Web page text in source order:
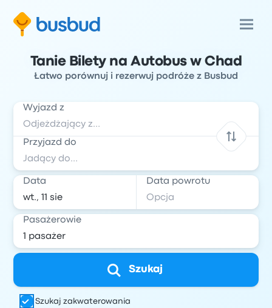
Tanie Bilety na Autobus w Chad
Łatwo porównuj i rezerwuj podróże z Busbud
Wyjazd z
Przyjazd do
Data Data powrotu
Pasażerowie
Szukaj
Szukaj zakwaterowania